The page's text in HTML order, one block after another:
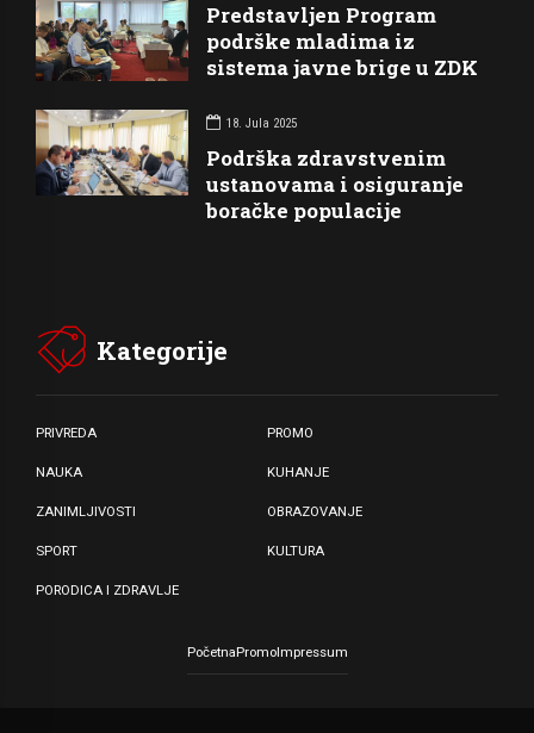
Predstavljen Program
podrške mladima iz
sistema javne brige u ZDK
18. Jula 2025
Podrška zdravstvenim
ustanovama i osiguranje
boračke populacije
Kategorije
PRIVREDA PROMO
NAUKA KUHANJE
ZANIMLJIVOSTI OBRAZOVANJE
SPORT KULTURA
PORODICA I ZDRAVLJE
PočetnaPromoImpressum